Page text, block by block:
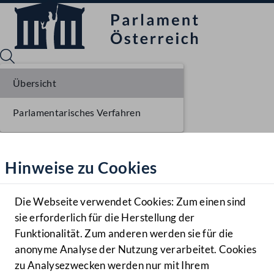
Hilfe
Benutzer
Navigationsmenü öffnen
MENÜ
Hinweise zu Cookies
Die Webseite verwendet Cookies: Zum einen sind
sie erforderlich für die Herstellung der
Funktionalität. Zum anderen werden sie für die
anonyme Analyse der Nutzung verarbeitet. Cookies
zu Analysezwecken werden nur mit Ihrem
Übersicht
Parlamentarisches Verfahren